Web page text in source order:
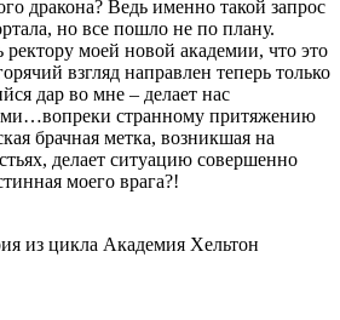
дракона? Ведь именно такой запрос
но все пошло не по плану.
ректору моей новой академии, что это
взгляд направлен теперь только
дар во мне – делает нас
странному притяжению
брачная метка, возникшая на
делает ситуацию совершенно
моего врага?!
из цикла Академия Хельтон